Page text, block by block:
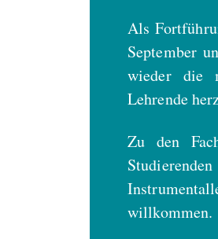
Als
September
wieder die
Lehrende
Zu den
willkommen.